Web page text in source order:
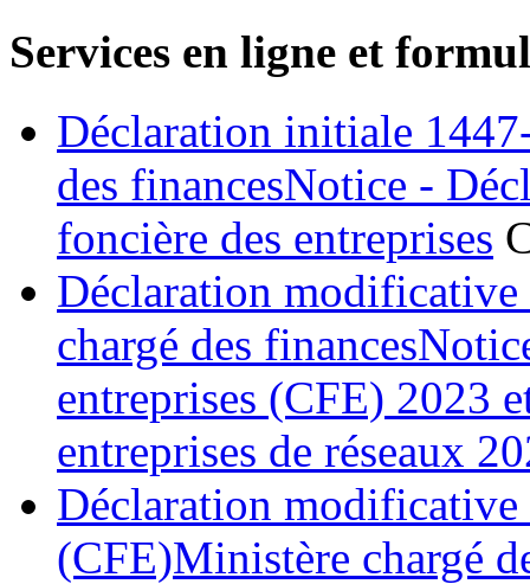
Services en ligne et
Déclaration initiale
des financesNotice -
foncière des entreprises
Déclaration
chargé des
entreprises (CFE) 2023
entreprises de réseaux
Déclaration
(CFE)Ministère chargé